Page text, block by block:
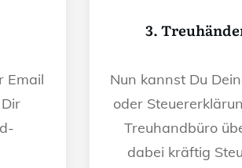
Email
3.
Nun kannst Du
oder
Treuhandbüro
dabei kräftig